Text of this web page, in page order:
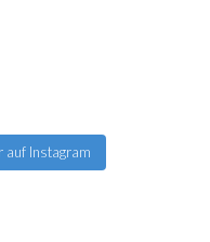
auf Instagram